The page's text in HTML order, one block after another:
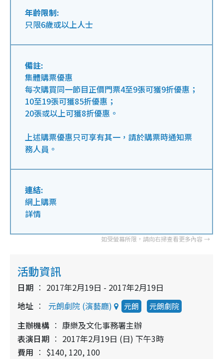
年齡限制:
只限6歲或以上人士
備註:
集體購票優惠
每次購買同一節目正價門票4至9張可獲9折優惠；
10至19張可獲85折優惠；
20張或以上可獲8折優惠。
上述購票優惠只可享有其一，請於購票時通知票
務人員。
連結:
網上購票
詳情
活動資訊
日期
2017年2月19日 - 2017年2月19日
地址
元朗劇院 (演藝廳) 元朗 元朗劇院
主辦機構
康樂及文化事務署主辦
表演日期
2017年2月19日 (日) 下午3時
費用
$140, 120, 100